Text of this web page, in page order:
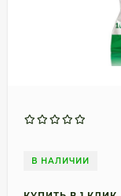
В НАЛИЧИИ